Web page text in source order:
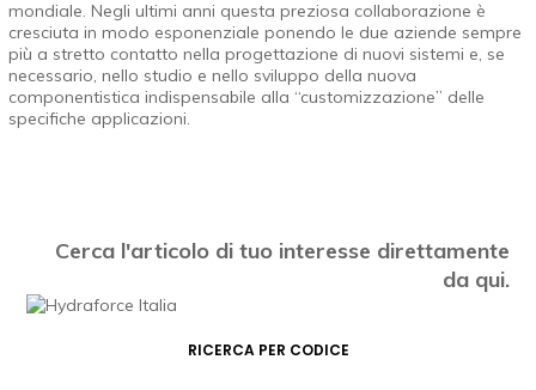
mondiale. Negli ultimi anni questa preziosa collaborazione è
cresciuta in modo esponenziale ponendo le due aziende sempre
più a stretto contatto nella progettazione di nuovi sistemi e, se
necessario, nello studio e nello sviluppo della nuova
componentistica indispensabile alla “customizzazione” delle
specifiche applicazioni.
Cerca l'articolo di tuo interesse direttamente
da qui.
RICERCA PER CODICE